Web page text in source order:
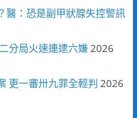
醫：恐是副甲狀腺失控警訊
分局火速連逮六嫌2026
更一審卅九罪全輕判 2026